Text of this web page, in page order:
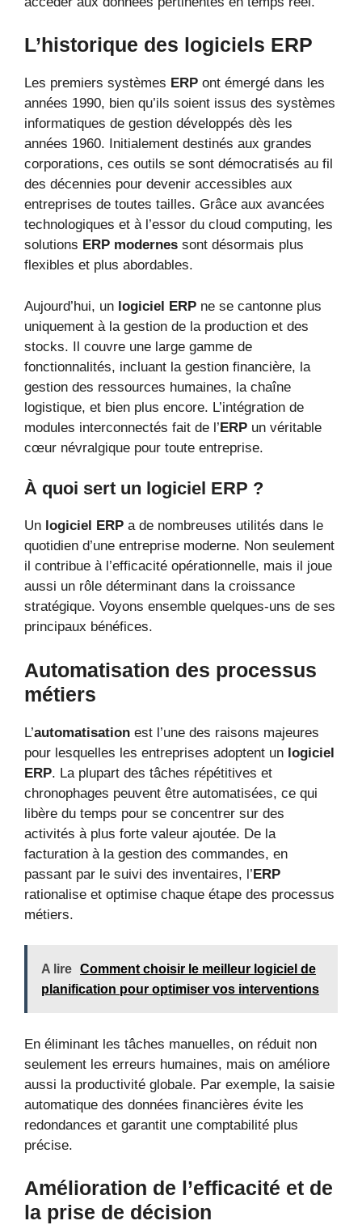
L’historique des logiciels ERP
Les premiers systèmes ERP ont émergé dans les
années 1990, bien qu’ils soient issus des systèmes
informatiques de gestion développés dès les
années 1960. Initialement destinés aux grandes
corporations, ces outils se sont démocratisés au fil
des décennies pour devenir accessibles aux
entreprises de toutes tailles. Grâce aux avancées
technologiques et à l’essor du cloud computing, les
solutions ERP modernes sont désormais plus
flexibles et plus abordables.
Aujourd’hui, un logiciel ERP ne se cantonne plus
uniquement à la gestion de la production et des
stocks. Il couvre une large gamme de
fonctionnalités, incluant la gestion financière, la
gestion des ressources humaines, la chaîne
logistique, et bien plus encore. L’intégration de
modules interconnectés fait de l’ERP un véritable
cœur névralgique pour toute entreprise.
À quoi sert un logiciel ERP ?
Un logiciel ERP a de nombreuses utilités dans le
quotidien d’une entreprise moderne. Non seulement
il contribue à l’efficacité opérationnelle, mais il joue
aussi un rôle déterminant dans la croissance
stratégique. Voyons ensemble quelques-uns de ses
principaux bénéfices.
Automatisation des processus
métiers
L’automatisation est l’une des raisons majeures
pour lesquelles les entreprises adoptent un logiciel
ERP. La plupart des tâches répétitives et
chronophages peuvent être automatisées, ce qui
libère du temps pour se concentrer sur des
activités à plus forte valeur ajoutée. De la
facturation à la gestion des commandes, en
passant par le suivi des inventaires, l’ERP
rationalise et optimise chaque étape des processus
métiers.
A lire Comment choisir le meilleur logiciel de
planification pour optimiser vos interventions
En éliminant les tâches manuelles, on réduit non
seulement les erreurs humaines, mais on améliore
aussi la productivité globale. Par exemple, la saisie
automatique des données financières évite les
redondances et garantit une comptabilité plus
précise.
Amélioration de l’efficacité et de
la prise de décision